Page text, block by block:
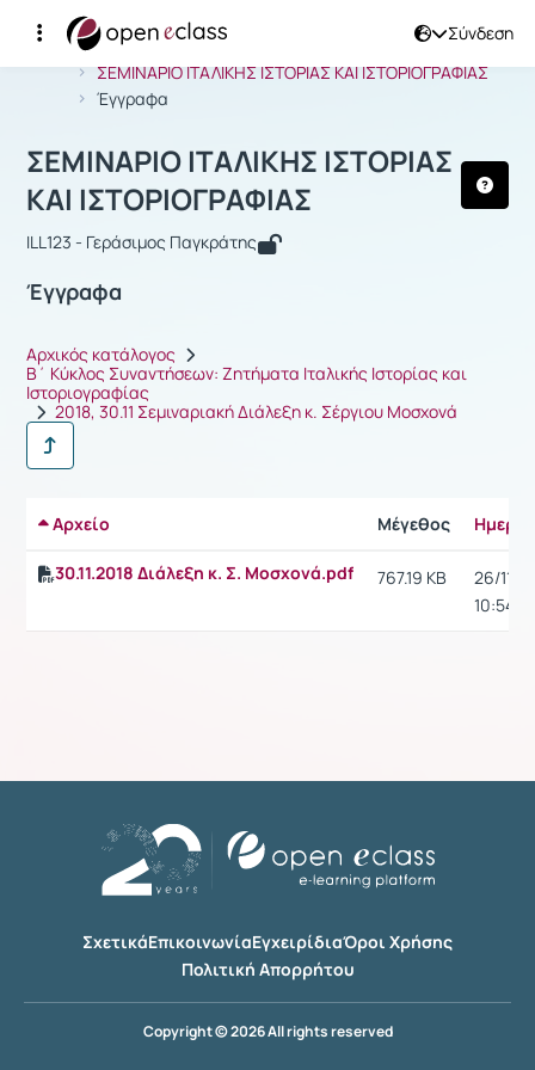
Σύνδεση
Αρχική Σελίδα
ΣΕΜΙΝΑΡΙΟ ΙΤΑΛΙΚΗΣ ΙΣΤΟΡΙΑΣ ΚΑΙ ΙΣΤΟΡΙΟΓΡΑΦΙΑΣ
Έγγραφα
Μάθημα : ΣΕΜΙΝΑΡΙΟ ΙΤΑΛΙΚΗΣ
ΣΕΜΙΝΑΡΙΟ ΙΤΑΛΙΚΗΣ ΙΣΤΟΡΙΑΣ
ΚΑΙ ΙΣΤΟΡΙΟΓΡΑΦΙΑΣ
ILL123 - Γεράσιμος Παγκράτης
Έγγραφα
Αρχικός κατάλογος
Β΄ Κύκλος Συναντήσεων: Ζητήματα Ιταλικής Ιστορίας και
Ιστοριογραφίας
2018, 30.11 Σεμιναριακή Διάλεξη κ. Σέργιου Μοσχονά
Αρχείο Μέγεθος
30.11.2018 Διάλεξη κ. Σ. Μοσχονά.pdf 767.19 KB
26/11/
10:54
ΣχετικάΕπικοινωνίαΕγχειρίδιαΌροι Χρήσης
Πολιτική Απορρήτου
Copyright © 2026 All rights reserved